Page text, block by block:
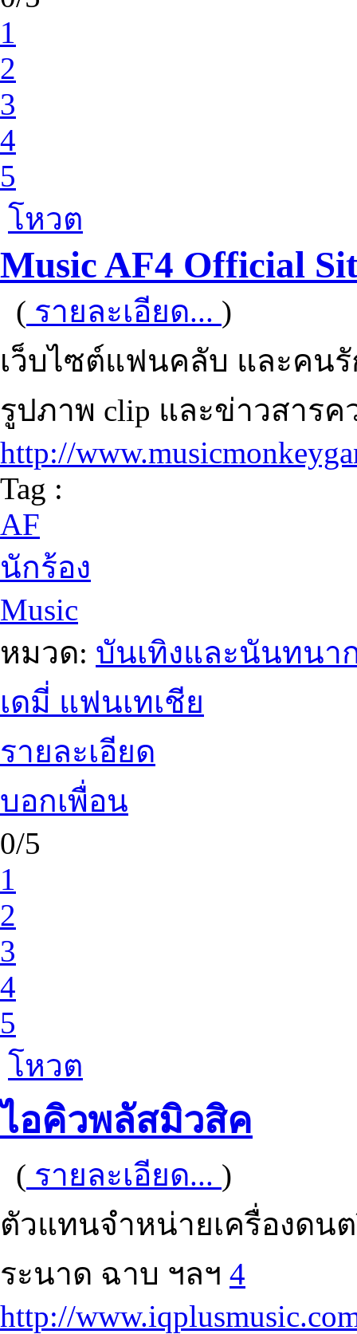
1
2
3
4
5
โหวต
Music AF4 Official
( รายละเอียด... )
เว็บไซต์แฟนคลับ และคน
รูปภาพ clip และข่าวสาร
http://
Tag :
AF
นักร้อง
Music
หมวด: บันเทิงและนันทนา
เดมี่ แฟนเทเชีย
รายละเอียด
บอกเพื่อน
0/5
1
2
3
4
5
โหวต
ไอคิวพลัสมิวสิค
( รายละเอียด... )
ตัวแทนจำหน่ายเครื่องดน
ระนาด ฉาบ ฯลฯ 4
http://